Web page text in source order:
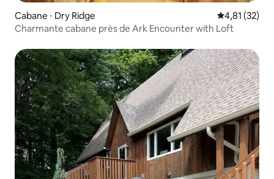
Cabane ⋅ Dry Ridge Évaluation
4,81 (32)
Charmante cabane près de Ark Encounter with Loft